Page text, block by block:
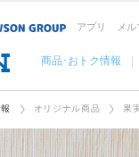
アプリ メ
商品･おトク情報
オリジナル商品 果